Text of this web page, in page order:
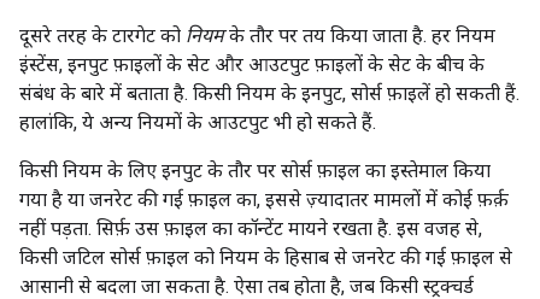
दूसरे तरह के टारगेट को नियमके तौर पर तय किया जाता है. हर नियम
इंस्टेंस, इनपुट फ़ाइलों के सेट और आउटपुट फ़ाइलों के सेट के बीच के
संबंध के बारे में बताता है. किसी नियम के इनपुट, सोर्स फ़ाइलें हो सकती हैं.
हालांकि, ये अन्य नियमों के आउटपुट भी हो सकते हैं.
किसी नियम के लिए इनपुट के तौर पर सोर्स फ़ाइल का इस्तेमाल किया
गया है या जनरेट की गई फ़ाइल का, इससे ज़्यादातर मामलों में कोई फ़र्क़
नहीं पड़ता. सिर्फ़ उस फ़ाइल का कॉन्टेंट मायने रखता है. इस वजह से,
किसी जटिल सोर्स फ़ाइल को नियम के हिसाब से जनरेट की गई फ़ाइल से
आसानी से बदला जा सकता है. ऐसा तब होता है, जब किसी स्ट्रक्चर्ड